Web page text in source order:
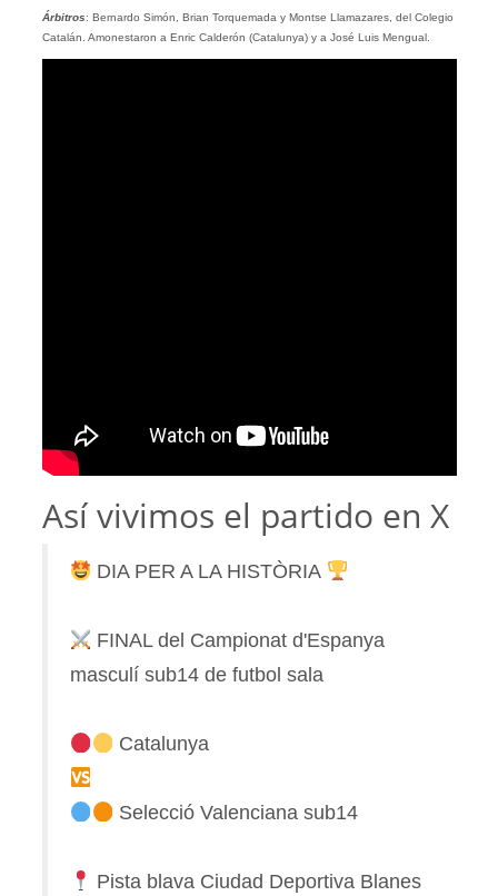
Árbitros: Bernardo Simón, Brian Torquemada y Montse Llamazares, del Colegio
Catalán. Amonestaron a Enric Calderón (Catalunya) y a José Luis Mengual.
Así vivimos el partido en X
DIA PER A LA HISTÒRIA
FINAL del Campionat d'Espanya
masculí sub14 de futbol sala
Catalunya
Selecció Valenciana sub14
Pista blava Ciudad Deportiva Blanes